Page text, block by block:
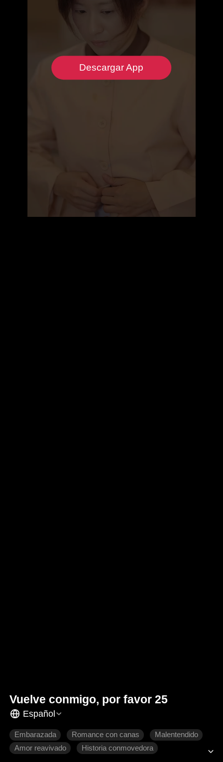
Descargar App
Vuelve conmigo, por favor 25
Español
Embarazada Romance con canas
Malentendido
Amor reavivado
Historia conmovedora